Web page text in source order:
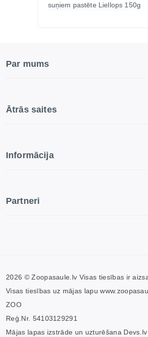
suņiem pastēte Liellops 150g
Par mums
Ātrās saites
Informācija
Partneri
2026 © Zoopasaule.lv Visas tiesības ir
Visas tiesības uz mājas lapu
ZOO
Reģ.Nr. 54103129291
Mājas lapas izstrāde un uzturēšana Devs.lv